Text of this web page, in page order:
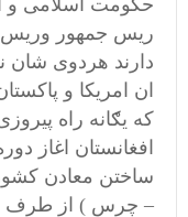
حکومت اسلامی و
ریس جمهور وریس
دارند هردوی
ان امریکا و
که یګانه راه
افغانستان اغاز
ساختن معادن
– چرس ) از طرف